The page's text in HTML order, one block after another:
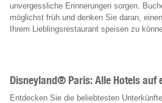
unvergessliche Erinnerungen sorgen.
möglichst früh und denken Sie daran,
Ihrem Lieblingsrestaurant speisen zu
Disneyland® Paris: Alle Hotels auf
Entdecken Sie die beliebtesten